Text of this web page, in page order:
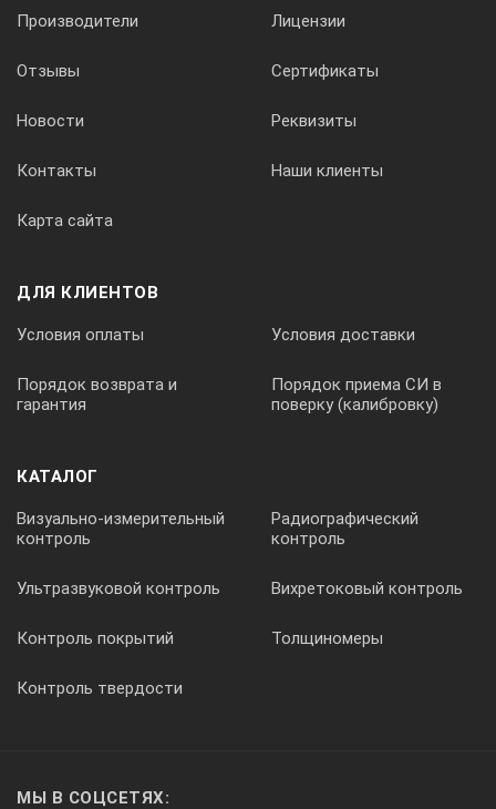
Производители Лицензии
Отзывы Сертификаты
Новости Реквизиты
Контакты Наши клиенты
Карта сайта
ДЛЯ КЛИЕНТОВ
Условия оплаты Условия доставки
Порядок возврата и
гарантия
Порядок приема СИ в
поверку (калибровку)
КАТАЛОГ
Визуально-измерительный
контроль
Радиографический
контроль
Ультразвуковой контроль Вихретоковый контроль
Контроль покрытий Толщиномеры
Контроль твердости
МЫ В СОЦСЕТЯХ: